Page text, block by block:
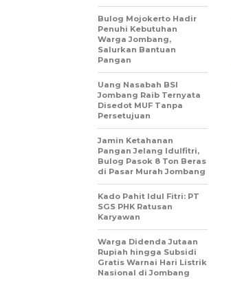
Bulog Mojokerto Hadir
Penuhi Kebutuhan
Warga Jombang,
Salurkan Bantuan
Pangan
Uang Nasabah BSI
Jombang Raib Ternyata
Disedot MUF Tanpa
Persetujuan
Jamin Ketahanan
Pangan Jelang Idulfitri,
Bulog Pasok 8 Ton Beras
di Pasar Murah Jombang
Kado Pahit Idul Fitri: PT
SGS PHK Ratusan
Karyawan
Warga Didenda Jutaan
Rupiah hingga Subsidi
Gratis Warnai Hari Listrik
Nasional di Jombang